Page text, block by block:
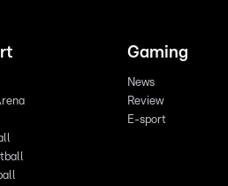
Gaming
News
Review
E-sport